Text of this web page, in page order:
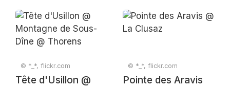
© *_*, flickr.com
Tête d'Usillon @
© *_*, flickr.com
Pointe des Aravis